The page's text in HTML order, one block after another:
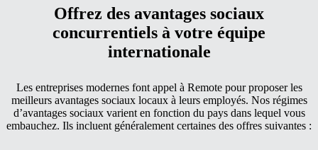
Offrez des avantages sociaux
concurrentiels à votre équipe
internationale
Les entreprises modernes font appel à Remote pour proposer les
meilleurs avantages sociaux locaux à leurs employés. Nos régimes
d’avantages sociaux varient en fonction du pays dans lequel vous
embauchez. Ils incluent généralement certaines des offres suivantes :